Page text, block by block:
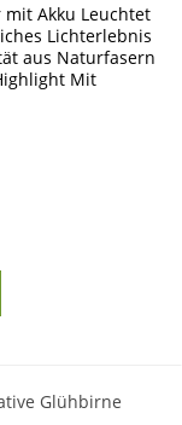
mit Akku Leuchtet
Lichterlebnis
aus Naturfasern
Mit